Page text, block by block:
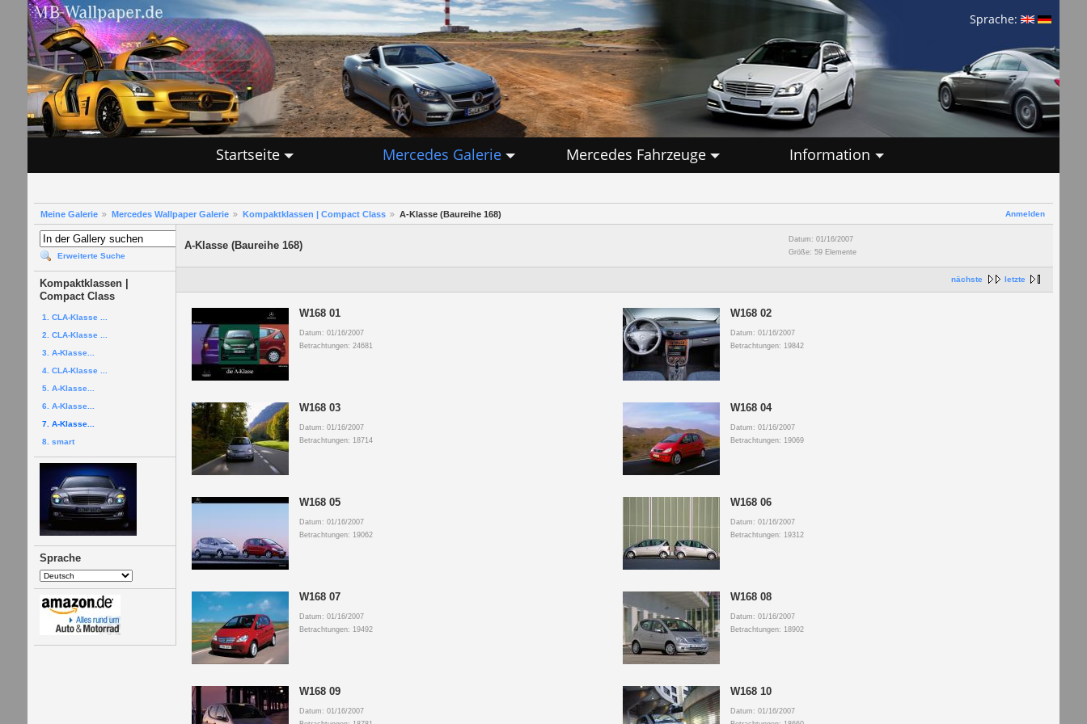
Sprache:
Startseite Mercedes Galerie Mercedes Fahrzeuge Information
Anmelden
Meine Galerie Mercedes Wallpaper Galerie Kompaktklassen | Compact Class A-Klasse (Baureihe 168)
Erweiterte Suche
Kompaktklassen |
Compact Class
1. CLA-Klasse ...
2. CLA-Klasse ...
3. A-Klasse...
4. CLA-Klasse ...
5. A-Klasse...
6. A-Klasse...
7. A-Klasse...
8. smart
Sprache
A-Klasse (Baureihe 168)
Datum: 01/16/2007
Größe: 59 Elemente
nächste letzte
W168 01
Datum: 01/16/2007
Betrachtungen: 24681
W168 02
Datum: 01/16/2007
Betrachtungen: 19842
W168 03
Datum: 01/16/2007
Betrachtungen: 18714
W168 04
Datum: 01/16/2007
Betrachtungen: 19069
W168 05
Datum: 01/16/2007
Betrachtungen: 19062
W168 06
Datum: 01/16/2007
Betrachtungen: 19312
W168 07
Datum: 01/16/2007
Betrachtungen: 19492
W168 08
Datum: 01/16/2007
Betrachtungen: 18902
W168 09
Datum: 01/16/2007
W168 10
Datum: 01/16/2007